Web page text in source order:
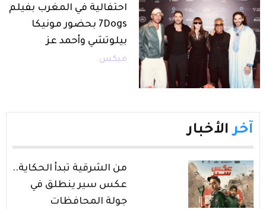
احتفالية في المغرب بفيلم
7Dogs بحضور مونيكا
بيلوتشي وأحمد عز
ميكس
آخر الأخبار
من الشرقية تبدأ الحكاية..
عكس سير ينطلق في
جولة المحافظات